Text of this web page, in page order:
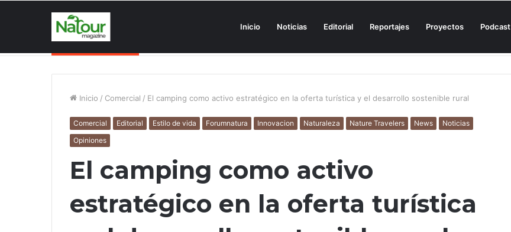
Inicio Noticias Editorial Reportajes Proyectos Podcast
Inicio / Comercial / El camping como activo estratégico en la oferta turística y el desarrollo sostenible rural
Comercial Editorial Estilo de vida Forumnatura Innovacion Naturaleza Nature Travelers News
Noticias
Opiniones
El camping como activo
estratégico en la oferta turística